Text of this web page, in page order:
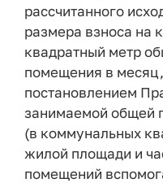
рассчитанного
размера взноса на
квадратный метр
помещения в
постановлением
занимаемой общей
(в коммунальных
жилой площади и
помещений